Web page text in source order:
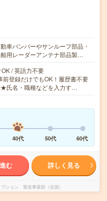
車バンパーやサンルーフ部品・
用レーダーアンテナ部品製…
/ 英語力不要
登録だけでもOK！履歴書不要
氏名・職種などを入力す…
40代 50代 60代
む 詳しく見る
ション 製造事業部（全国）